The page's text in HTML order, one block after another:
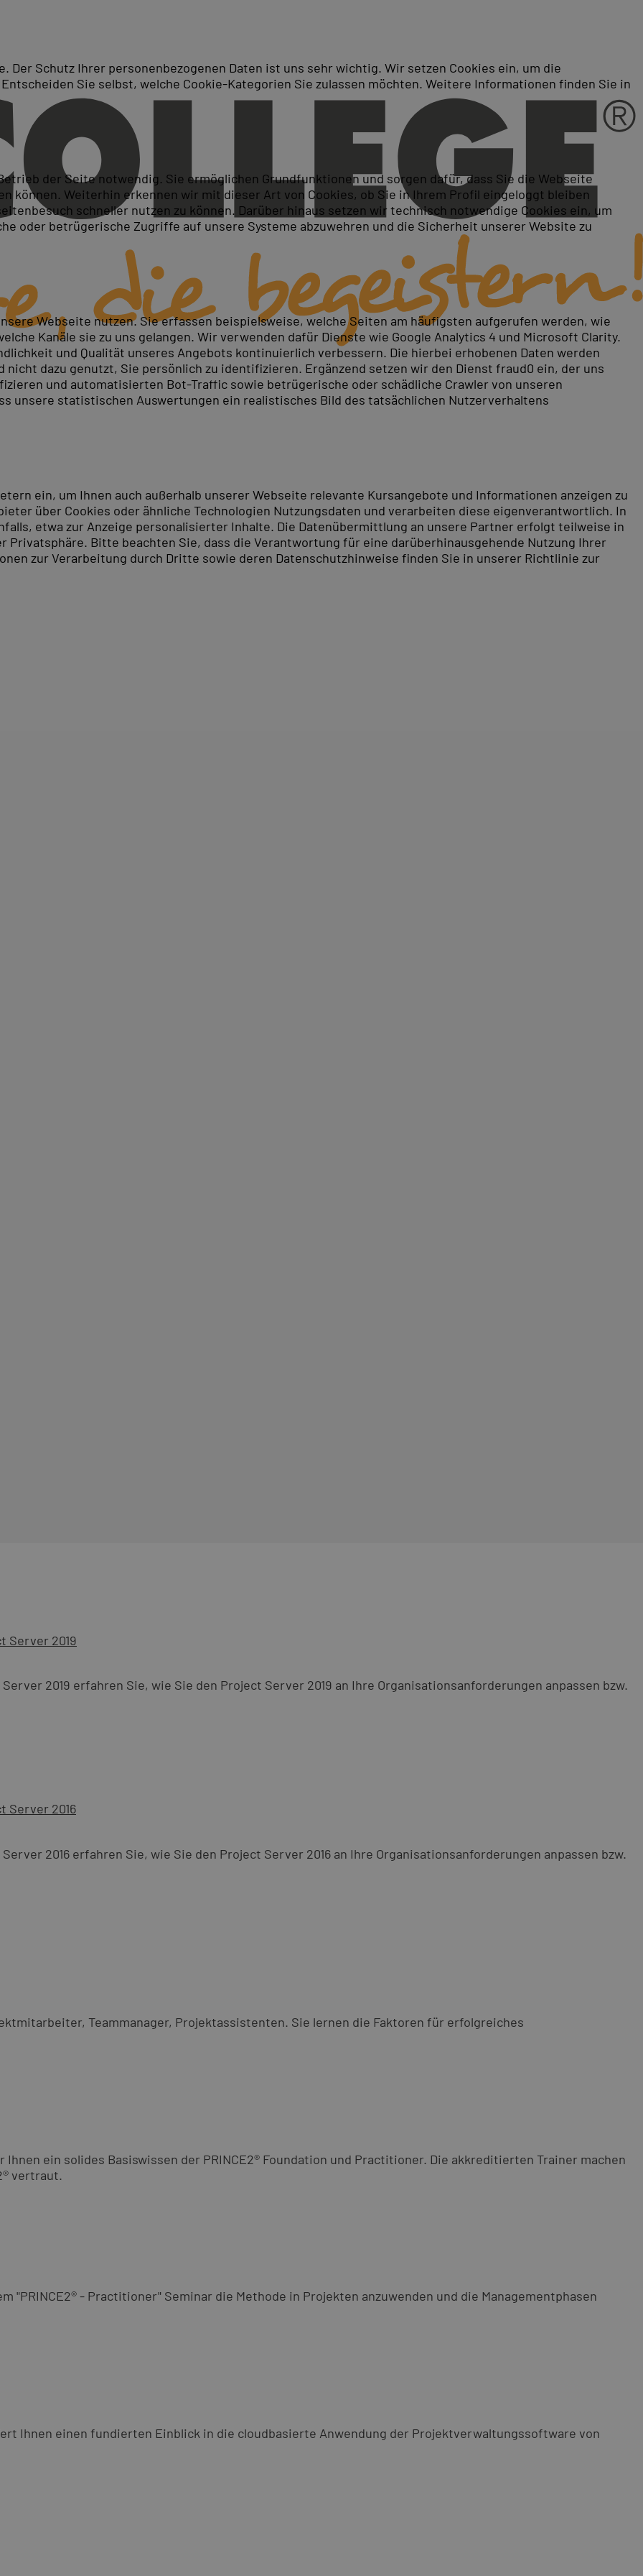
und Fachkräfte auf unsere Erfahrung in der IT-Weiterbildung.
Instandhaltung (PLM300-PCC)
und lernen dabei, wie man zentrale Prozesse innerhalb der Instandhaltungskomponente von SAP PLM
Server 2019
2019 erfahren Sie, wie Sie den Project Server 2019 an Ihre Organisationsanforderungen anpassen bzw.
Server 2016
2016 erfahren Sie, wie Sie den Project Server 2016 an Ihre Organisationsanforderungen anpassen bzw.
Teammanager, Projektassistenten. Sie lernen die Faktoren für erfolgreiches
Ihnen ein solides Basiswissen der PRINCE2® Foundation und Practitioner. Die akkreditierten Trainer machen
vertraut.
"PRINCE2® - Practitioner" Seminar die Methode in Projekten anzuwenden und die Managementphasen
Ihnen einen fundierten Einblick in die cloudbasierte Anwendung der Projektverwaltungssoftware von
Der Schutz Ihrer personenbezogenen Daten ist uns sehr wichtig. Wir setzen Cookies ein, um die
Sie selbst, welche Cookie-Kategorien Sie zulassen möchten. Weitere Informationen finden Sie in
der Seite notwendig. Sie ermöglichen Grundfunktionen und sorgen dafür, dass Sie die Webseite
können. Weiterhin erkennen wir mit dieser Art von Cookies, ob Sie in Ihrem Profil eingeloggt bleiben
schneller nutzen zu können. Darüber hinaus setzen wir technisch notwendige Cookies ein, um
oder betrügerische Zugriffe auf unsere Systeme abzuwehren und die Sicherheit unserer Website zu
Webseite nutzen. Sie erfassen beispielsweise, welche Seiten am häufigsten aufgerufen werden, wie
Kanäle sie zu uns gelangen. Wir verwenden dafür Dienste wie Google Analytics 4 und Microsoft Clarity.
und Qualität unseres Angebots kontinuierlich verbessern. Die hierbei erhobenen Daten werden
dazu genutzt, Sie persönlich zu identifizieren. Ergänzend setzen wir den Dienst fraud0 ein, der uns
und automatisierten Bot-Traffic sowie betrügerische oder schädliche Crawler von unseren
unsere statistischen Auswertungen ein realistisches Bild des tatsächlichen Nutzerverhaltens
ein, um Ihnen auch außerhalb unserer Webseite relevante Kursangebote und Informationen anzeigen zu
über Cookies oder ähnliche Technologien Nutzungsdaten und verarbeiten diese eigenverantwortlich. In
etwa zur Anzeige personalisierter Inhalte. Die Datenübermittlung an unsere Partner erfolgt teilweise in
Privatsphäre. Bitte beachten Sie, dass die Verantwortung für eine darüberhinausgehende Nutzung Ihrer
zur Verarbeitung durch Dritte sowie deren Datenschutzhinweise finden Sie in unserer Richtlinie zur